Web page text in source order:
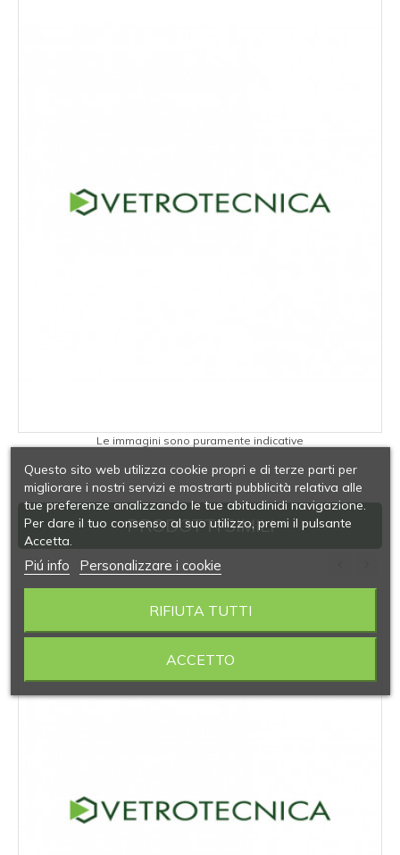
Le immagini sono puramente indicative
PRODOTTI SIMILI
‹ ›
Questo sito web utilizza cookie propri e di terze parti per
migliorare i nostri servizi e mostrarti pubblicità relativa alle
tue preferenze analizzando le tue abitudinidi navigazione.
Per dare il tuo consenso al suo utilizzo, premi il pulsante
Accetta.
Piú info Personalizzare i cookie
RIFIUTA TUTTI
ACCETTO